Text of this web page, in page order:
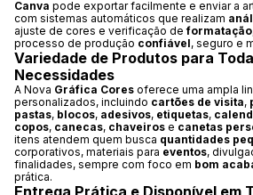
Canva pode exportar facilmente e enviar a
com sistemas automáticos que realizam
ajuste de cores e verificação deformatação
processo de produção confiável, seguro e
Variedade de Produtos para
Necessidades
A Nova Gráfica Cores oferece uma ampla
personalizados, incluindo cartões de visita,
pastas, blocos, adesivos, etiquetas,
copos, canecas, chaveiros e canetas
itens atendem quem busca quantidades
corporativos, materiais para eventos,
finalidades, sempre com foco em bom
prática.